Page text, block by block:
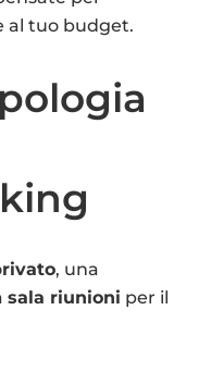
al tuo budget.
, una
sala riunioni per il